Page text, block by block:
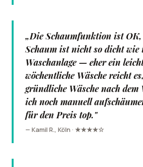
„Die Schaumfunktion ist
Schaum ist nicht so dicht
Waschanlage — eher ein
wöchentliche Wäsche reicht
gründliche Wäsche nach
ich noch manuell
für den Preis top."
— Kamil R., Köln · ★★★★☆